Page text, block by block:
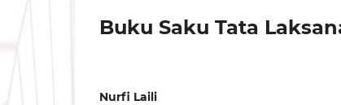
Buku Saku Tata
Nurfi Laili